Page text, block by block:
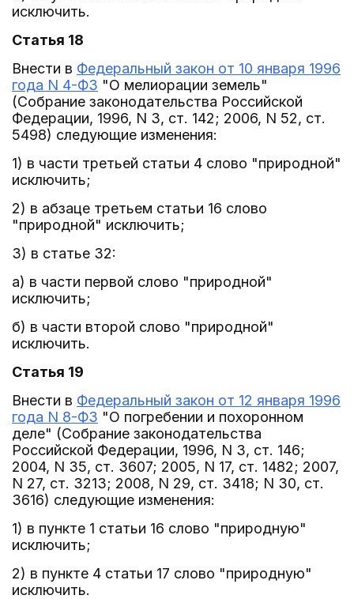
исключить.
Статья 18
Внести в Федеральный закон от 10 января 1996
года N 4-ФЗ "О мелиорации земель"
(Собрание законодательства Российской
Федерации, 1996, N 3, ст. 142; 2006, N 52, ст.
5498) следующие изменения:
1) в части третьей статьи 4 слово "природной"
исключить;
2) в абзаце третьем статьи 16 слово
"природной" исключить;
3) в статье 32:
а) в части первой слово "природной"
исключить;
б) в части второй слово "природной"
исключить.
Статья 19
Внести в Федеральный закон от 12 января 1996
года N 8-ФЗ "О погребении и похоронном
деле" (Собрание законодательства
Российской Федерации, 1996, N 3, ст. 146;
2004, N 35, ст. 3607; 2005, N 17, ст. 1482; 2007,
N 27, ст. 3213; 2008, N 29, ст. 3418; N 30, ст.
3616) следующие изменения:
1) в пункте 1 статьи 16 слово "природную"
исключить;
2) в пункте 4 статьи 17 слово "природную"
исключить.